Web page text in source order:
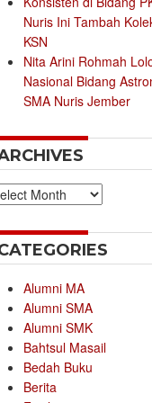
Nuris Ini Tambah
KSN
Nita Arini Rohmah
Nasional Bidang
SMA Nuris Jember
Alumni MA
Alumni SMA
Alumni SMK
Bahtsul Masail
Bedah Buku
Berita